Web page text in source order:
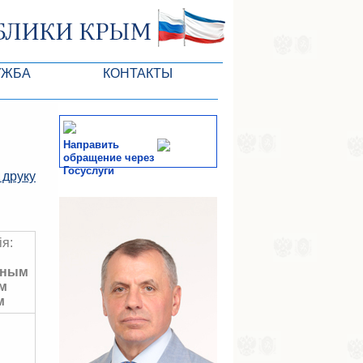
КОНТАКТЫ
Направить
обращение через
Госуслуги